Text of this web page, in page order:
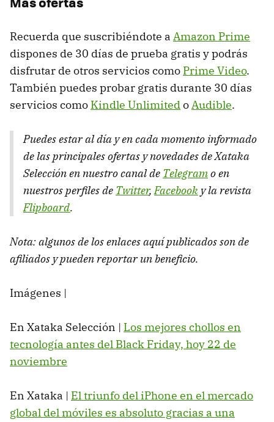
Recuerda que suscribiéndote a Amazon Prime
dispones de 30 días de prueba gratis y podrás
disfrutar de otros servicios como Prime Video.
También puedes probar gratis durante 30 días
servicios como Kindle UnlimitedoAudible.
Puedes estar al día y en cada momento informado
de las principales ofertas y novedades de Xataka
Selección en nuestro canal de Telegramo en
nuestros perfiles de Twitter,Facebook y la revista
Flipboard.
Nota: algunos de los enlaces aquí publicados son de
afiliados y pueden reportar un beneficio.
Imágenes |
En Xataka Selección | Los mejores chollos en
tecnología antes del Black Friday, hoy 22 de
noviembre
En Xataka | El triunfo del iPhone en el mercado
global del móviles es absoluto gracias a una